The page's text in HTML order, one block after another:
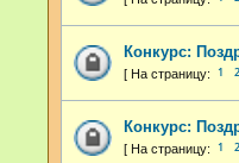
Конкурс:
1 2
Конкурс:
1 2